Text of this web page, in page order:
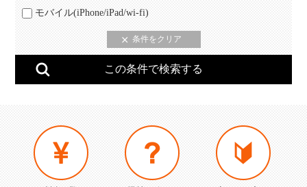
モバイル(iPhone/iPad/wi-fi)